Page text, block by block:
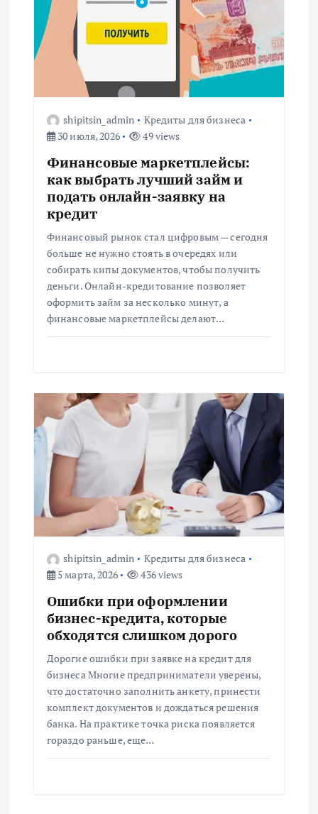
п
о
з
shipitsin_admin
Кредиты для бизнеса
30 июля, 2026
49 views
Финансовые маркетплейсы:
как выбрать лучший займ и
подать онлайн-заявку на
кредит
Финансовый рынок стал цифровым — сегодня
больше не нужно стоять в очередях или
собирать кипы документов, чтобы получить
деньги. Онлайн-кредитование позволяет
оформить займ за несколько минут, а
финансовые маркетплейсы делают…
shipitsin_admin
Кредиты для бизнеса
5 марта, 2026
436 views
Ошибки при оформлении
бизнес-кредита, которые
обходятся слишком дорого
Дорогие ошибки при заявке на кредит для
бизнеса Многие предприниматели уверены,
что достаточно заполнить анкету, принести
комплект документов и дождаться решения
банка. На практике точка риска появляется
гораздо раньше, еще…